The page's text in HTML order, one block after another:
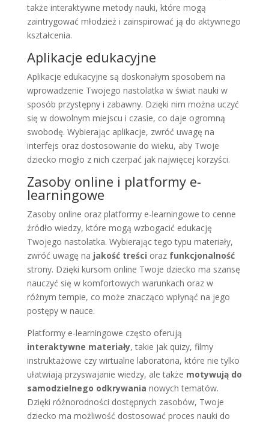
także interaktywne metody nauki, które mogą
zaintrygować młodzież i zainspirować ją do aktywnego
kształcenia.
Aplikacje edukacyjne
Aplikacje edukacyjne są doskonałym sposobem na
wprowadzenie Twojego nastolatka w świat nauki w
sposób przystępny i zabawny. Dzięki nim można uczyć
się w dowolnym miejscu i czasie, co daje ogromną
swobodę. Wybierając aplikacje, zwróć uwagę na
interfejs oraz dostosowanie do wieku, aby Twoje
dziecko mogło z nich czerpać jak najwięcej korzyści.
Zasoby online i platformy e-
learningowe
Zasoby online oraz platformy e-learningowe to cenne
źródło wiedzy, które mogą wzbogacić edukację
Twojego nastolatka. Wybierając tego typu materiały,
zwróć uwagę na jakość treści oraz funkcjonalność
strony. Dzięki kursom online Twoje dziecko ma szansę
nauczyć się w komfortowych warunkach oraz w
różnym tempie, co może znacząco wpłynąć na jego
postępy w nauce.
Platformy e-learningowe często oferują
interaktywne materiały, takie jak quizy, filmy
instruktażowe czy wirtualne laboratoria, które nie tylko
ułatwiają przyswajanie wiedzy, ale także motywują do
samodzielnego odkrywania nowych tematów.
Dzięki różnorodności dostępnych zasobów, Twoje
dziecko ma możliwość dostosować proces nauki do